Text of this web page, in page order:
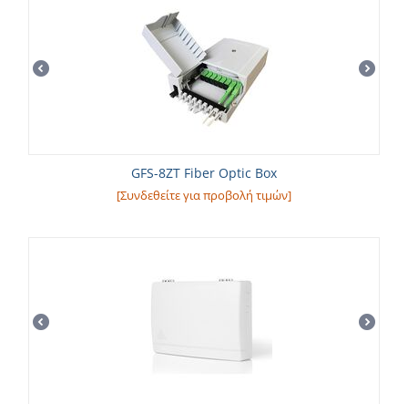
GFS-8ZT Fiber Optic Box
[Συνδεθείτε για προβολή τιμών]